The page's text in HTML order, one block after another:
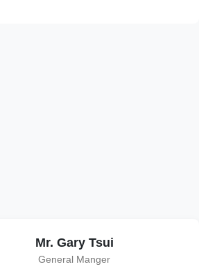
Mr. Gary Tsui
General Manger